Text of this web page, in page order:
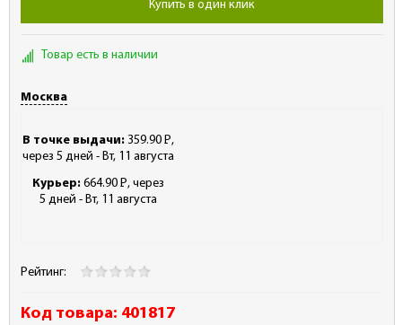
Купить в один клик
Товар есть в наличии
Москва
В точке выдачи: 359.90 Р
- ,
через 5 дней - Вт, 11 августа
Курьер: 664.90 Р
- , через
5 дней - Вт, 11 августа
Рейтинг:
Код товара: 401817